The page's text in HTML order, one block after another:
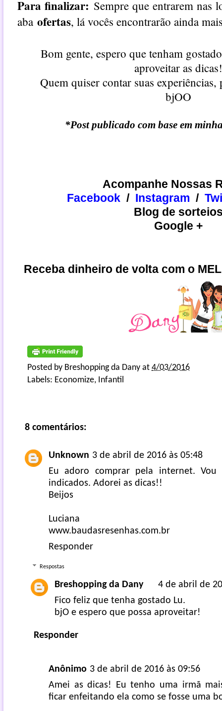
Para finalizar: Sempre que entrarem nas
aba ofertas, lá vocês encontrarão ainda
Bom gente, espero que tenham
aproveitar as dicas!
Quem quiser contar suas
bjOO
*Post publicado com base em
Acompanhe Nossas
Facebook / Instagram /
Blog de
Google +
Receba dinheiro de volta com o
Posted by Breshopping da Dany at 4/03/2016
Labels: Economize, Infantil
8 comentários:
Unknown 3 de abril de 2016 às 05:48
Eu adoro comprar pela internet. Vou
indicados. Adorei as dicas!!
Beijos
Luciana
www.baudasresenhas.com.br
Responder
Respostas
Breshopping da Dany
4 de abril de
Fico feliz que tenha gostado Lu.
bjO e espero que possa aproveitar!
Responder
Anônimo 3 de abril de 2016 às 09:56
Amei as dicas! Eu tenho uma irmã
ficar enfeitando ela como se fosse uma